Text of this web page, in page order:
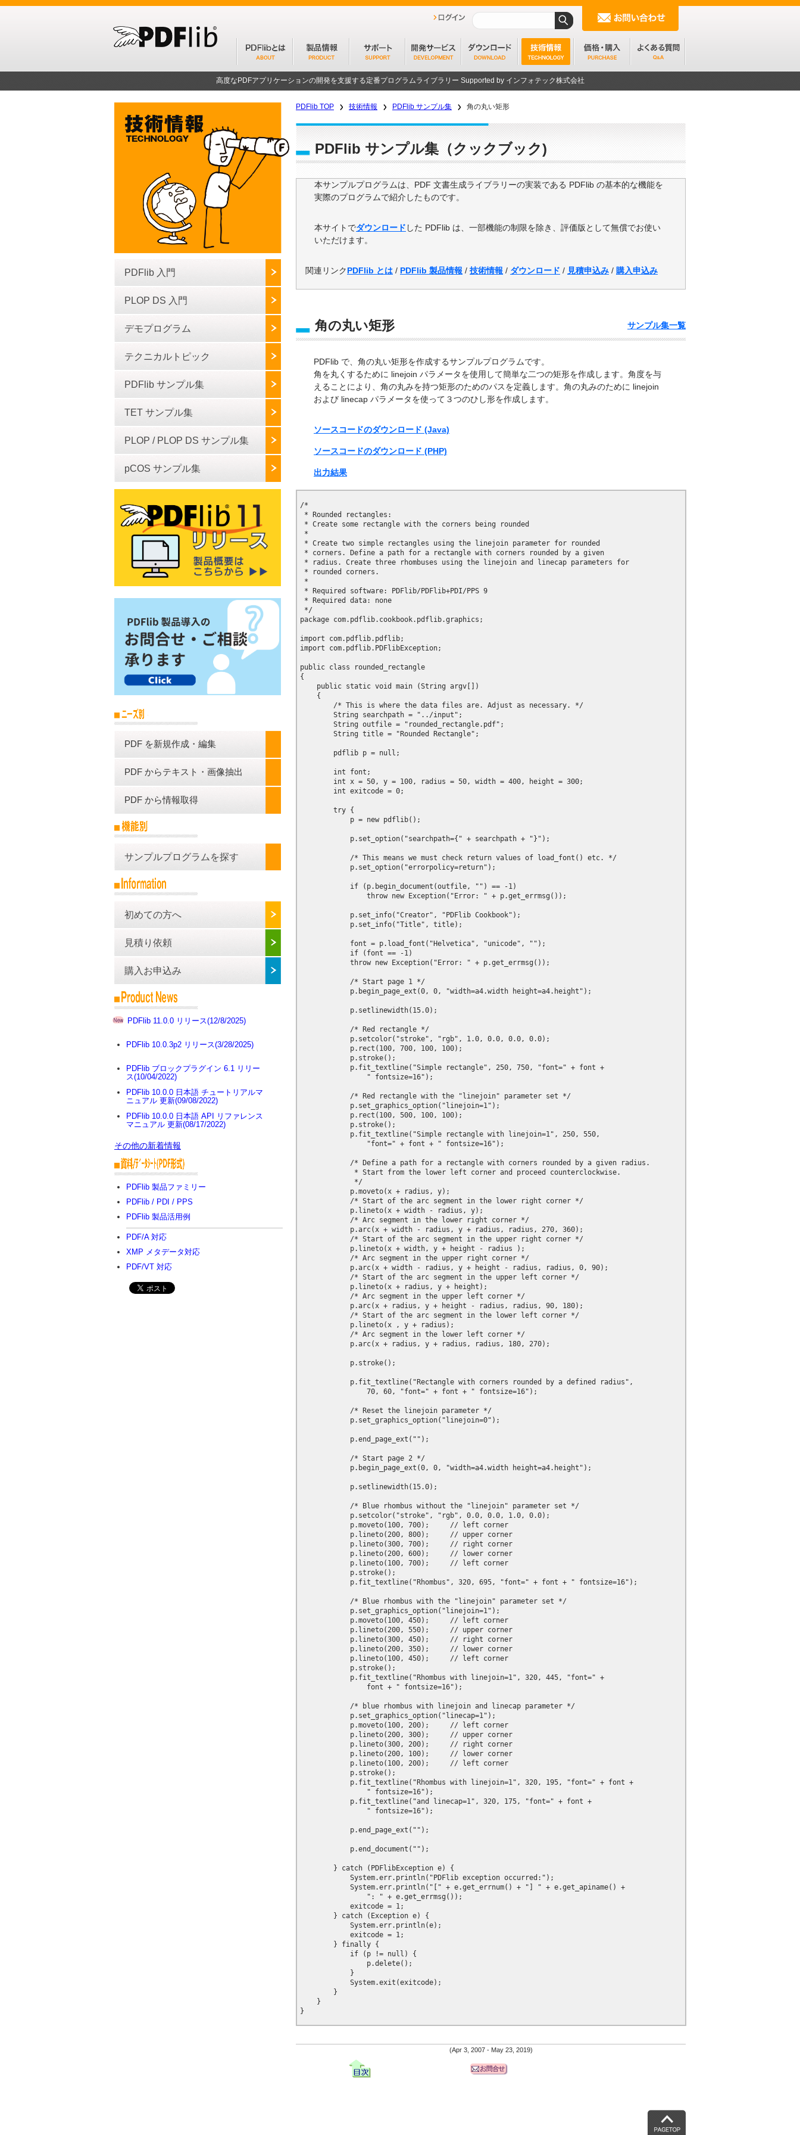
高度なPDFアプリケーションの開発を支援する定番プログラムライブラリー Supported by インフォテック株式会社
PDFlib 入門
PLOP DS 入門
デモプログラム
テクニカルトピック
PDFlib サンプル集
TET サンプル集
PLOP / PLOP DS サンプル集
pCOS サンプル集
PDF を新規作成・編集
PDF からテキスト・画像抽出
PDF から情報取得
サンプルプログラムを探す
初めての方へ
見積り依頼
購入お申込み
PDFlib 11.0.0 リリース(12/8/2025)
PDFlib 10.0.3p2 リリース(3/28/2025)
PDFlib ブロックプラグイン 6.1 リリー
ス(10/04/2022)
PDFlib 10.0.0 日本語 チュートリアルマ
ニュアル 更新(09/08/2022)
PDFlib 10.0.0 日本語 API リファレンス
マニュアル 更新(08/17/2022)
その他の新着情報
PDFlib 製品ファミリー
PDFlib / PDI / PPS
PDFlib 製品活用例
PDF/A 対応
XMP メタデータ対応
PDF/VT 対応
PDFlib TOP 技術情報 PDFlib サンプル集 角の丸い矩形
PDFlib サンプル集（クックブック)
本サンプルプログラムは、PDF 文書生成ライブラリーの実装である PDFlib の基本的な機能を
実際のプログラムで紹介したものです。
本サイトでダウンロード した PDFlib は、一部機能の制限を除き、評価版として無償でお使い
いただけます。
関連リンクPDFlib とは / PDFlib 製品情報 / 技術情報 / ダウンロード / 見積申込み / 購入申込み
サンプル集一覧
角の丸い矩形
PDFlib で、角の丸い矩形を作成するサンプルプログラムです。
角を丸くするために linejoin パラメータを使用して簡単な二つの矩形を作成します。角度を与
えることにより、角の丸みを持つ矩形のためのパスを定義します。角の丸みのために linejoin
および linecap パラメータを使って３つのひし形を作成します。
ソースコードのダウンロード (Java)
ソースコードのダウンロード (PHP)
出力結果
/*
* Rounded rectangles:
* Create some rectangle with the corners being rounded
*
* Create two simple rectangles using the linejoin parameter for rounded
* corners. Define a path for a rectangle with corners rounded by a given
* radius. Create three rhombuses using the linejoin and linecap parameters for
* rounded corners.
*
* Required software: PDFlib/PDFlib+PDI/PPS 9
* Required data: none
*/
package com.pdflib.cookbook.pdflib.graphics;
import com.pdflib.pdflib;
import com.pdflib.PDFlibException;
public class rounded_rectangle
{
    public static void main (String argv[])
    {
        /* This is where the data files are. Adjust as necessary. */
        String searchpath = "../input";
        String outfile = "rounded_rectangle.pdf";
        String title = "Rounded Rectangle";
        pdflib p = null;
        int font;
        int x = 50, y = 100, radius = 50, width = 400, height = 300;
        int exitcode = 0;
        try {
            p = new pdflib();
            p.set_option("searchpath={" + searchpath + "}");
            /* This means we must check return values of load_font() etc. */
            p.set_option("errorpolicy=return");
            if (p.begin_document(outfile, "") == -1)
                throw new Exception("Error: " + p.get_errmsg());
            p.set_info("Creator", "PDFlib Cookbook");
            p.set_info("Title", title);
            font = p.load_font("Helvetica", "unicode", "");
            if (font == -1)
            throw new Exception("Error: " + p.get_errmsg());
            /* Start page 1 */
            p.begin_page_ext(0, 0, "width=a4.width height=a4.height");
            p.setlinewidth(15.0);
            /* Red rectangle */
            p.setcolor("stroke", "rgb", 1.0, 0.0, 0.0, 0.0);
            p.rect(100, 700, 100, 100);
            p.stroke();
            p.fit_textline("Simple rectangle", 250, 750, "font=" + font +
                " fontsize=16");
            /* Red rectangle with the "linejoin" parameter set */
            p.set_graphics_option("linejoin=1");
            p.rect(100, 500, 100, 100);
            p.stroke();
            p.fit_textline("Simple rectangle with linejoin=1", 250, 550,
                "font=" + font + " fontsize=16");
            /* Define a path for a rectangle with corners rounded by a given radius.
             * Start from the lower left corner and proceed counterclockwise.
             */
            p.moveto(x + radius, y);
            /* Start of the arc segment in the lower right corner */
            p.lineto(x + width - radius, y);
            /* Arc segment in the lower right corner */
            p.arc(x + width - radius, y + radius, radius, 270, 360);
            /* Start of the arc segment in the upper right corner */
            p.lineto(x + width, y + height - radius );
            /* Arc segment in the upper right corner */
            p.arc(x + width - radius, y + height - radius, radius, 0, 90);
            /* Start of the arc segment in the upper left corner */
            p.lineto(x + radius, y + height);
            /* Arc segment in the upper left corner */
            p.arc(x + radius, y + height - radius, radius, 90, 180);
            /* Start of the arc segment in the lower left corner */
            p.lineto(x , y + radius);
            /* Arc segment in the lower left corner */
            p.arc(x + radius, y + radius, radius, 180, 270);
            p.stroke();
            p.fit_textline("Rectangle with corners rounded by a defined radius",
                70, 60, "font=" + font + " fontsize=16");
            /* Reset the linejoin parameter */
            p.set_graphics_option("linejoin=0");
            p.end_page_ext("");
            /* Start page 2 */
            p.begin_page_ext(0, 0, "width=a4.width height=a4.height");
            p.setlinewidth(15.0);
            /* Blue rhombus without the "linejoin" parameter set */
            p.setcolor("stroke", "rgb", 0.0, 0.0, 1.0, 0.0);
            p.moveto(100, 700);     // left corner
            p.lineto(200, 800);     // upper corner
            p.lineto(300, 700);     // right corner
            p.lineto(200, 600);     // lower corner
            p.lineto(100, 700);     // left corner
            p.stroke();
            p.fit_textline("Rhombus", 320, 695, "font=" + font + " fontsize=16");
            /* Blue rhombus with the "linejoin" parameter set */
            p.set_graphics_option("linejoin=1");
            p.moveto(100, 450);     // left corner
            p.lineto(200, 550);     // upper corner
            p.lineto(300, 450);     // right corner
            p.lineto(200, 350);     // lower corner
            p.lineto(100, 450);     // left corner
            p.stroke();
            p.fit_textline("Rhombus with linejoin=1", 320, 445, "font=" +
                font + " fontsize=16");
            /* blue rhombus with linejoin and linecap parameter */
            p.set_graphics_option("linecap=1");
            p.moveto(100, 200);     // left corner
            p.lineto(200, 300);     // upper corner
            p.lineto(300, 200);     // right corner
            p.lineto(200, 100);     // lower corner
            p.lineto(100, 200);     // left corner
            p.stroke();
            p.fit_textline("Rhombus with linejoin=1", 320, 195, "font=" + font +
                " fontsize=16");
            p.fit_textline("and linecap=1", 320, 175, "font=" + font +
                " fontsize=16");
            p.end_page_ext("");
            p.end_document("");
        } catch (PDFlibException e) {
            System.err.println("PDFlib exception occurred:");
            System.err.println("[" + e.get_errnum() + "] " + e.get_apiname() +
                ": " + e.get_errmsg());
            exitcode = 1;
        } catch (Exception e) {
            System.err.println(e);
            exitcode = 1;
        } finally {
            if (p != null) {
                p.delete();
            }
            System.exit(exitcode);
        }
    }
(Apr 3, 2007 - May 23, 2019)